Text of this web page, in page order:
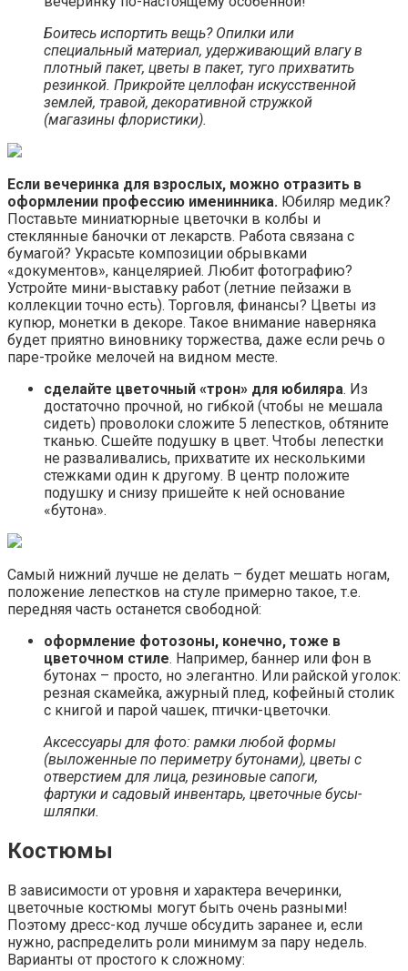
Боитесь испортить вещь? Опилки или
специальный материал, удерживающий влагу в
плотный пакет, цветы в пакет, туго прихватить
резинкой. Прикройте целлофан искусственной
землей, травой, декоративной стружкой
(магазины флористики).
Если вечеринка для взрослых, можно отразить в
оформлении профессию именинника. Юбиляр медик?
Поставьте миниатюрные цветочки в колбы и
стеклянные баночки от лекарств. Работа связана с
бумагой? Украсьте композиции обрывками
«документов», канцелярией. Любит фотографию?
Устройте мини-выставку работ (летние пейзажи в
коллекции точно есть). Торговля, финансы? Цветы из
купюр, монетки в декоре. Такое внимание наверняка
будет приятно виновнику торжества, даже если речь о
паре-тройке мелочей на видном месте.
сделайте цветочный «трон» для юбиляра. Из
достаточно прочной, но гибкой (чтобы не мешала
сидеть) проволоки сложите 5 лепестков, обтяните
тканью. Сшейте подушку в цвет. Чтобы лепестки
не разваливались, прихватите их несколькими
стежками один к другому. В центр положите
подушку и снизу пришейте к ней основание
«бутона».
Самый нижний лучше не делать – будет мешать ногам,
положение лепестков на стуле примерно такое, т.е.
передняя часть останется свободной:
оформление фотозоны, конечно, тоже в
цветочном стиле. Например, баннер или фон в
бутонах – просто, но элегантно. Или райской уголок:
резная скамейка, ажурный плед, кофейный столик
с книгой и парой чашек, птички-цветочки.
Аксессуары для фото: рамки любой формы
(выложенные по периметру бутонами), цветы с
отверстием для лица, резиновые сапоги,
фартуки и садовый инвентарь, цветочные бусы-
шляпки.
Костюмы
В зависимости от уровня и характера вечеринки,
цветочные костюмы могут быть очень разными!
Поэтому дресс-код лучше обсудить заранее и, если
нужно, распределить роли минимум за пару недель.
Варианты от простого к сложному: